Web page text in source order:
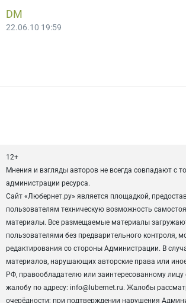
DM
22.06.10 19:59
12+
Мнения и взгляды авторов не всегда совпадают с
администрации ресурса.
Сайт «Любернет.ру» является площадкой,
пользователям техническую возможность
материалы. Все размещаемые материалы
пользователями без предварительного контроля,
редактирования со стороны Администрации. В
материалов, нарушающих авторские права или
РФ, правообладателю или заинтересованному лицу
жалобу по адресу: info@lubernet.ru. Жалобы
очерёдности; при подтверждении нарушения